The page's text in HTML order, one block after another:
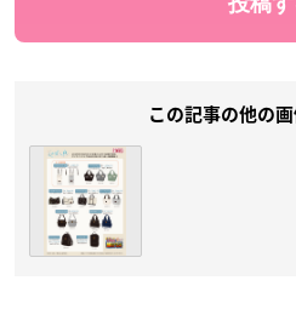
この記事の他の画